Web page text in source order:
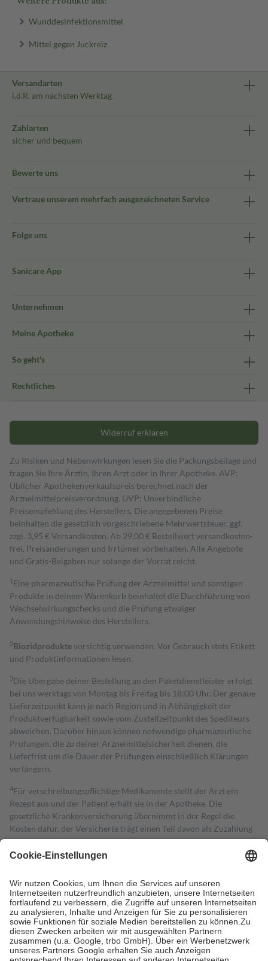
Wunddesinfektionsmittel
Mittel gegen Juckreiz
Versandarten
i.d.R. am nächsten Werktag
Zahlarten
sicher und bequem
Bewerte uns
Vertraue unserem mehrfach ausgezeichneten Service
Folge uns
Sanicare App
Unternehmen
Meine Apotheke
So geht's
Rechtliches
Widerruf erklären
Zu Risiken und Nebenwirkungen lesen Sie die Packungsbeilage und
fragen Sie Ihre Ärztin, Ihren Arzt oder in Ihrer Apotheke. AVP:
Üblicher Apothekenverkaufspreis berechnet nach der
Arzneimittelpreisverordnung. UVP: Unverbindliche
Preisempfehlung des Herstellers. Die angegebenen Preise
beinhalten die gesetzlich vorgeschriebene Mehrwertsteuer, ggf.
zzgl. 3,95 € Versandkosten. Ab 29,00 € Bestell­wert versand­kosten­
frei. Preisänderungen und Irrtümer vorbehalten. Alle Angebote
und Gratis-Beigaben nur solange der Vorrat reicht.
1 Eine pharmazeutische Prüfung der Arzneimittel und sonstigen
Produkte in deinem Warenkorb beinhaltet die Durchführung von
Wechselwirkungschecks und die Prüfung etwaiger
Anwendungshinweise des Herstellers.
2Biozidproduktevorsichtig verwenden. Vor Gebrauch stets Etikett
und Produktinformationen lesen.
3Die Übergabe deiner Bestellung an den Paketdienstleister erfolgt
bei uns werktags von Montag bis Freitag bis 18:00 Uhr. Der genaue
Lieferzeitpunkt kann je nach Region und in Abhängigkeit der
Produktverfügbarkeit sowie vom Zustellzeitpunkt des Spediteurs
abweichen. Darüber hinaus können notwendige pharmazeutische
Prüfungen, die zu deiner Arzneimittelsicherheit dienen, die
Lieferfrist um die Dauer der Prüfungen einschließlich Klärungen
verlängern.
4Für verschreibungspflichtige Medikamente stellt der Arzt ein
Rezept aus und der Patient erhält sie in der Apotheke. Die
gesetzliche Krankenversicherung übernimmt in der Regel die
Kosten dafür, der Versicherte trägt einen Teil davon als Zuzahlung
mit.
Grundsätzlich leisten Mitglieder Zuzahlungen in Höhe von zehn
höchstens zehn Euro.
Es sind jedoch nie mehr als die tatsächlichen
Kosten der Leistung zu entrichten.
Diese Regeln gelten grundsätzlich auch für Online-Apotheken.
Bei Heilmitteln und häuslicher Krankenpflege beträgt die
Zuzahlung zehn Prozent der Kosten sowie zehn Euro je
Verordnung.
Um das Engagement der Versicherten für ihre eigene Gesundheit zu